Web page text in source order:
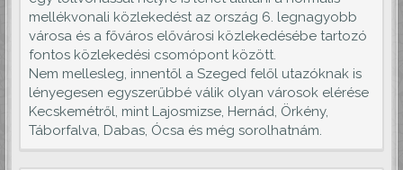
mellékvonali közlekedést az ország 6. legnagyobb
városa és a főváros elővárosi közlekedésébe tartozó
fontos közlekedési csomópont között.
Nem mellesleg, innentől a Szeged felől utazóknak is
lényegesen egyszerűbbé válik olyan városok elérése
Kecskemétről, mint Lajosmizse, Hernád, Örkény,
Táborfalva, Dabas, Ócsa és még sorolhatnám.